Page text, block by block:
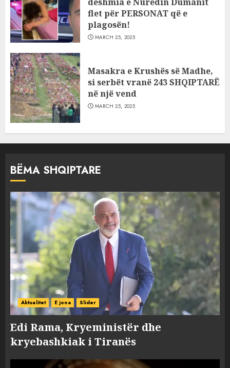
flet për PERSONAT që e
plagosën!
MARCH 25, 2025
Masakra e Krushës së Madhe,
si serbët vranë 243 SHQIPTARË
në një vend
MARCH 25, 2025
BËMA SHQIPTARE
Aktualitet E jona Slider
Edi Rama, Kryeministër dhe
kryebashkiak i Tiranës